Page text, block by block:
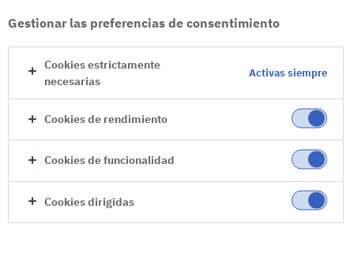
Gestionar las preferencias de consentimiento
Cookies estrictamente
necesarias
Activas siempre
Cookies de rendimiento
Cookies de funcionalidad
Cookies dirigidas